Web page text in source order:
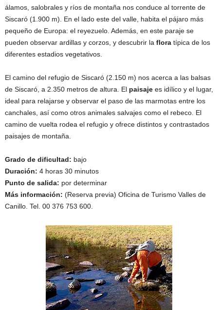
álamos, salobrales y ríos de montaña nos conduce al torrente de
Siscaró (1.900 m). En el lado este del valle, habita el pájaro más
pequeño de Europa: el reyezuelo. Además, en este paraje se
pueden observar ardillas y corzos, y descubrir la flora típica de los
diferentes estadios vegetativos.
El camino del refugio de Siscaró (2.150 m) nos acerca a las balsas
de Siscaró, a 2.350 metros de altura. El paisaje es idílico y el lugar,
ideal para relajarse y observar el paso de las marmotas entre los
canchales, así como otros animales salvajes como el rebeco. El
camino de vuelta rodea el refugio y ofrece distintos y contrastados
paisajes de montaña.
Grado de dificultad: bajo
Duración: 4 horas 30 minutos
Punto de salida: por determinar
Más información: (Reserva previa) Oficina de Turismo Valles de
Canillo. Tel. 00 376 753 600.